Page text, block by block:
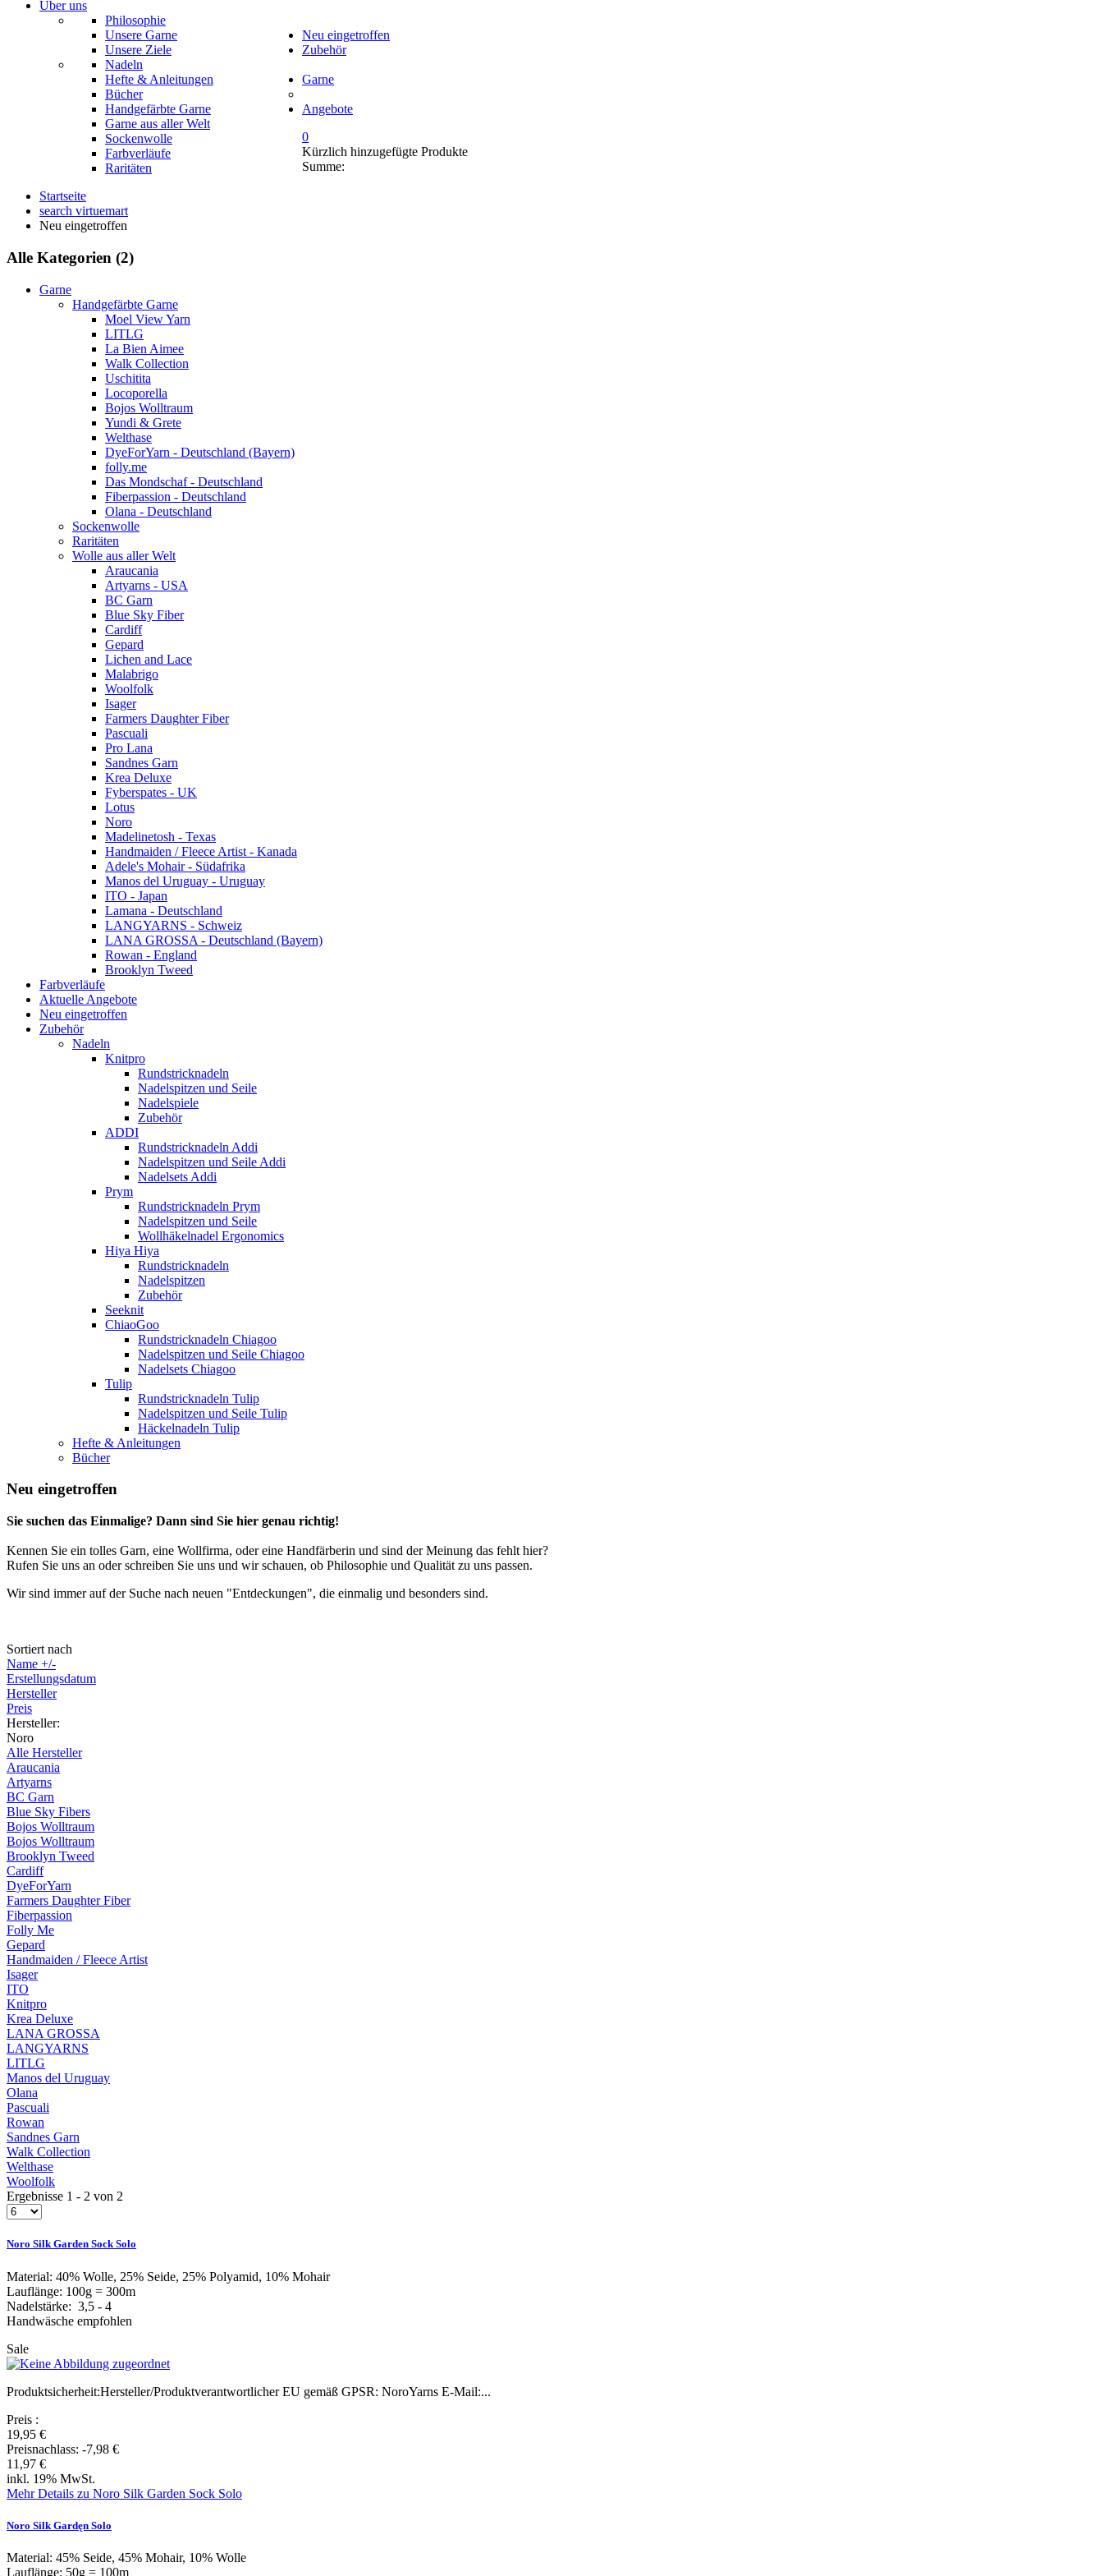
Über uns
Philosophie
Unsere Garne
Unsere Ziele
Neu eingetroffen
Zubehör
Nadeln
Hefte & Anleitungen
Bücher
Garne
Handgefärbte Garne
Garne aus aller Welt
Sockenwolle
Farbverläufe
Raritäten
Angebote
0
Kürzlich hinzugefügte Produkte
Summe:
Startseite
search virtuemart
Neu eingetroffen
Alle Kategorien (2)
Garne
Handgefärbte Garne
Moel View Yarn
LITLG
La Bien Aimee
Walk Collection
Uschitita
Locoporella
Bojos Wolltraum
Yundi & Grete
Welthase
DyeForYarn - Deutschland (Bayern)
folly.me
Das Mondschaf - Deutschland
Fiberpassion - Deutschland
Olana - Deutschland
Sockenwolle
Raritäten
Wolle aus aller Welt
Araucania
Artyarns - USA
BC Garn
Blue Sky Fiber
Cardiff
Gepard
Lichen and Lace
Malabrigo
Woolfolk
Isager
Farmers Daughter Fiber
Pascuali
Pro Lana
Sandnes Garn
Krea Deluxe
Fyberspates - UK
Lotus
Noro
Madelinetosh - Texas
Handmaiden / Fleece Artist - Kanada
Adele's Mohair - Südafrika
Manos del Uruguay - Uruguay
ITO - Japan
Lamana - Deutschland
LANGYARNS - Schweiz
LANA GROSSA - Deutschland (Bayern)
Rowan - England
Brooklyn Tweed
Farbverläufe
Aktuelle Angebote
Neu eingetroffen
Zubehör
Nadeln
Knitpro
Rundstricknadeln
Nadelspitzen und Seile
Nadelspiele
Zubehör
ADDI
Rundstricknadeln Addi
Nadelspitzen und Seile Addi
Nadelsets Addi
Prym
Rundstricknadeln Prym
Nadelspitzen und Seile
Wollhäkelnadel Ergonomics
Hiya Hiya
Rundstricknadeln
Nadelspitzen
Zubehör
Seeknit
ChiaoGoo
Rundstricknadeln Chiagoo
Nadelspitzen und Seile Chiagoo
Nadelsets Chiagoo
Tulip
Rundstricknadeln Tulip
Nadelspitzen und Seile Tulip
Häckelnadeln Tulip
Hefte & Anleitungen
Bücher
Neu eingetroffen
Sie suchen das Einmalige? Dann sind Sie hier genau richtig!
Kennen Sie ein tolles Garn, eine Wollfirma, oder eine Handfärberin und sind der Meinung das fehlt hier?
Rufen Sie uns an oder schreiben Sie uns und wir schauen, ob Philosophie und Qualität zu uns passen.
Wir sind immer auf der Suche nach neuen "Entdeckungen", die einmalig und besonders sind.
Sortiert nach
Name +/-
Erstellungsdatum
Hersteller
Preis
Hersteller:
Noro
Alle Hersteller
Araucania
Artyarns
BC Garn
Blue Sky Fibers
Bojos Wolltraum
Bojos Wolltraum
Brooklyn Tweed
Cardiff
DyeForYarn
Farmers Daughter Fiber
Fiberpassion
Folly Me
Gepard
Handmaiden / Fleece Artist
Isager
ITO
Knitpro
Krea Deluxe
LANA GROSSA
LANGYARNS
LITLG
Manos del Uruguay
Olana
Pascuali
Rowan
Sandnes Garn
Walk Collection
Welthase
Woolfolk
Ergebnisse 1 - 2 von 2
Noro Silk Garden Sock Solo
Material: 40% Wolle, 25% Seide, 25% Polyamid, 10% Mohair
Lauflänge: 100g = 300m
Nadelstärke: 3,5 - 4
Handwäsche empfohlen
Sale
Produktsicherheit:Hersteller/Produktverantwortlicher EU gemäß GPSR: NoroYarns E-Mail:...
Preis :
19,95 €
Preisnachlass: -7,98 €
11,97 €
inkl. 19% MwSt.
Mehr Details zu Noro Silk Garden Sock Solo
Noro Silk Gardęn Solo
Material: 45% Seide, 45% Mohair, 10% Wolle
Lauflänge: 50g = 100m